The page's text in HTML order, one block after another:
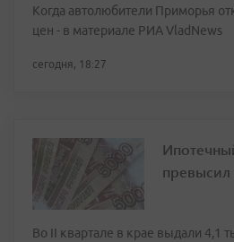
Когда автолюбители Приморья
цен - в материале РИА VladNews
сегодня, 18:27
Во II квартале в крае выдали 4,1